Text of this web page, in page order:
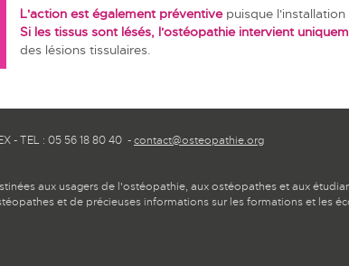
L'action est également préventivepuisque
Si les tissus sont lésés, l'ostéopathie intervient
des lésions tissulaires.
- TEL : 05 56 18 80 40 -contact@osteopathie.org
aux usagers de l'ostéopathie, aux ostéopathes et aux
et de précieuses informations sur les formations et les